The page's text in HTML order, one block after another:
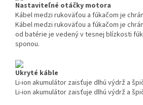
Nastaviteľné otáčky motora
Kábel medzi rukoväťou a fúkačom je
Kábel medzi rukoväťou a fúkačom je
od batérie je vedený v tesnej blízkosti
sponou.
Ukryté káble
Li-ion akumulátor zaisťuje dlhú výdrž a
Li-ion akumulátor zaisťuje dlhú výdrž a